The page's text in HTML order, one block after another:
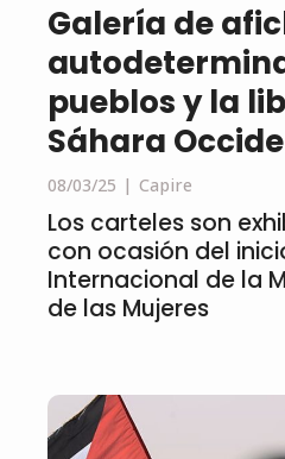
Galería de
pueblos y la
Sáhara
08/03/25 Capire
Los carteles son
con ocasión del
Internacional de la
de las Mujeres